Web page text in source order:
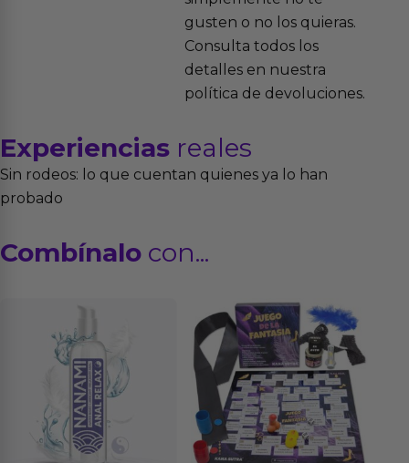
gusten o no los quieras.
Consulta todos los
detalles en nuestra
política de devoluciones.
Experiencias reales
Sin rodeos: lo que cuentan quienes ya lo han
probado
Combínalo con...